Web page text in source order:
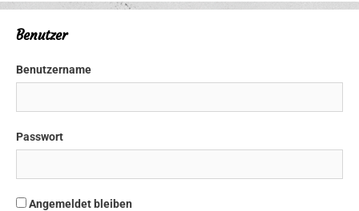
Benutzer
Benutzername
Passwort
Angemeldet bleiben